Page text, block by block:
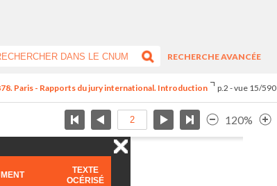
RECHERCHE AVANCÉE
Paris - Rapports du jury international. Introduction p.2 - vue 15/590
120%
TEXTE
OCÉRISÉ